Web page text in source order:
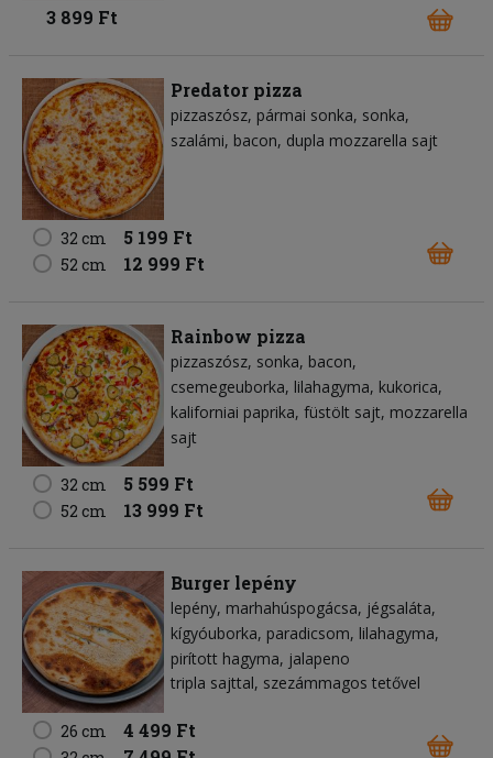
3 899 Ft
Predator pizza
pizzaszósz pármai sonka sonka
szalámi bacon dupla mozzarella sajt
32 cm 5 199 Ft
52 cm 12 999 Ft
Rainbow pizza
pizzaszósz sonka bacon
csemegeuborka lilahagyma kukorica
kaliforniai paprika füstölt sajt mozzarella
sajt
32 cm 5 599 Ft
52 cm 13 999 Ft
Burger lepény
lepény marhahúspogácsa jégsaláta
kígyóuborka paradicsom lilahagyma
pirított hagyma jalapeno
tripla sajttal, szezámmagos tetővel
26 cm 4 499 Ft